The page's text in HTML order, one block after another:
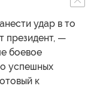
удар в то
президент, —
боевое
успешных
к